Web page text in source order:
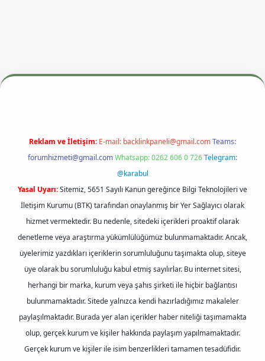
betexper.xyzm elexbet
Reklam ve İletişim: E-mail: backlinkpaneli@gmail.comTeams:
forumhizmeti@gmail.comWhatsapp: 0262 606 0 726Telegram:
@karabul
Yasal Uyarı:Sitemiz, 5651 Sayılı Kanun gereğince Bilgi Teknolojileri ve
İletişim Kurumu (BTK) tarafından onaylanmış bir Yer Sağlayıcı olarak
hizmet vermektedir. Bu nedenle, sitedeki içerikleri proaktif olarak
denetleme veya araştırma yükümlülüğümüz bulunmamaktadır. Ancak,
üyelerimiz yazdıkları içeriklerin sorumluluğunu taşımakta olup, siteye
üye olarak bu sorumluluğu kabul etmiş sayılırlar. Bu internet sitesi,
herhangi bir marka, kurum veya şahıs şirketi ile hiçbir bağlantısı
bulunmamaktadır. Sitede yalnızca kendi hazırladığımız makaleler
paylaşılmaktadır. Burada yer alan içerikler haber niteliği taşımamakta
olup, gerçek kurum ve kişiler hakkında paylaşım yapılmamaktadır.
Gerçek kurum ve kişiler ile isim benzerlikleri tamamen tesadüfidir.